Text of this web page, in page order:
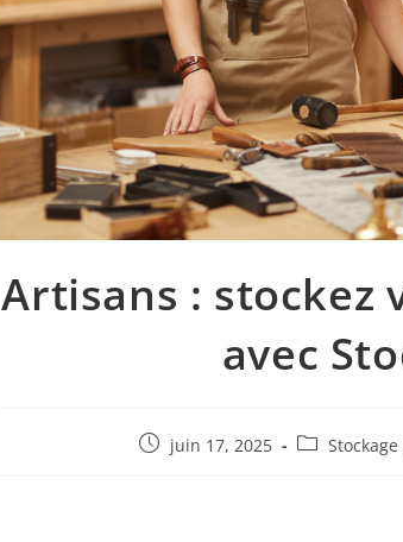
Artisans : stockez
avec
juin 17, 2025